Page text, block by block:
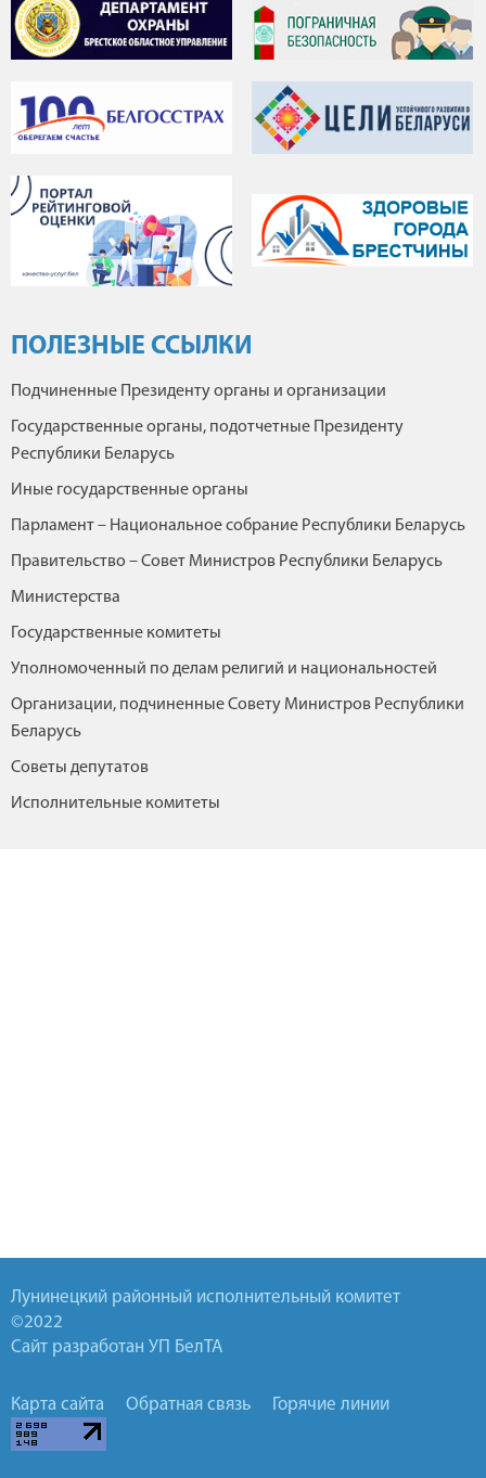
ПОЛЕЗНЫЕ ССЫЛКИ
Подчиненные Президенту органы и организации
Государственные органы, подотчетные Президенту
Республики Беларусь
Иные государственные органы
Парламент – Национальное собрание Республики Беларусь
Правительство – Совет Министров Республики Беларусь
Министерства
Государственные комитеты
Уполномоченный по делам религий и национальностей
Организации, подчиненные Совету Министров Республики
Беларусь
Советы депутатов
Исполнительные комитеты
Лунинецкий районный исполнительный комитет
©2022
Сайт разработан УП БелТА
Карта сайта Обратная связь Горячие линии